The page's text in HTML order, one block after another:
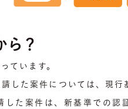
ら？
ています。
した案件については、現行
た案件は、新基準での認